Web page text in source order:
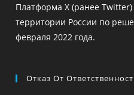
Платформа X (ранее
территории России по
февраля 2022 года.
Отказ От